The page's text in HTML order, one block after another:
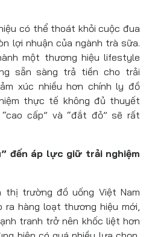
có thể thoát khỏi cuộc đua
lợi nhuận của ngành trà sữa.
một thương hiệu lifestyle
sẵn sàng trả tiền cho trải
xúc nhiều hơn chính ly đồ
thực tế không đủ thuyết
cấp” và “đắt đỏ” sẽ rất
đến áp lực giữ trải nghiệm
thị trường đồ uống Việt Nam
hàng loạt thương hiệu mới,
tranh trở nên khốc liệt hơn